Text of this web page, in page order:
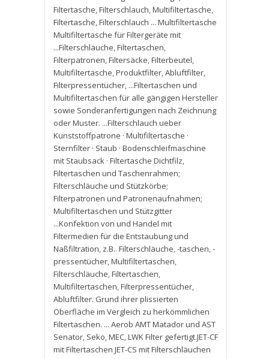
Filtertasche,Filterschlauch,Multifiltertasche,
Filtertasche,Filterschlauch ... Multifiltertasche
Multifiltertasche für Filtergeräte mit
...Filterschläuche,Filtertaschen,
Filterpatronen,Filtersäcke,Filterbeutel,
Multifiltertasche,Produktfilter,Abluftfilter,
Filterpressentücher, ...Filtertaschen und
Multifiltertaschen für alle gängigen Hersteller
sowie Sonderanfertigungen nach Zeichnung
oder Muster. ...Filterschlauch ueber
Kunststoffpatrone · Multifiltertasche ·
Sternfilter · Staub · Bodenschleifmaschine
mit Staubsack · Filtertasche Dichtfilz,
Filtertaschen und Taschenrahmen;
Filterschläuche und Stützkörbe;
Filterpatronen und Patronenaufnahmen;
Multifiltertaschen und Stützgitter
...Konfektion von und Handel mit
Filtermedien für die Entstaubung und
Naßfiltration, z.B.. Filterschläuche,-taschen,-
pressentücher,Multifiltertaschen,
Filterschläuche,Filtertaschen,
Multifiltertaschen,Filterpressentücher,
Abluftfilter. Grund ihrer plissierten
Oberfläche im Vergleich zu herkömmlichen
Filtertaschen. ... Aerob AMT Matador und AST
Senator, Seko,MEC,LWK Filter gefertigt.JET-CF
mit Filtertaschen JET-CS mit Filterschläuchen